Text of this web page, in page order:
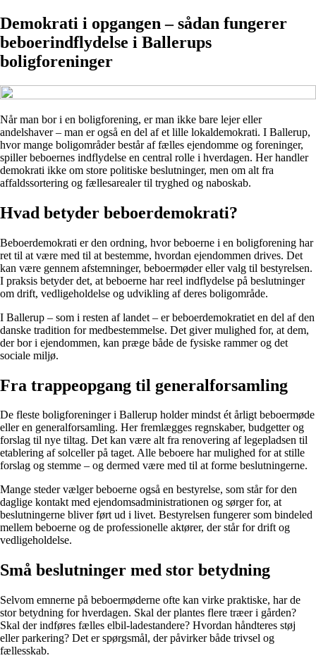
Demokrati i opgangen – sådan fungerer
beboerindflydelse i Ballerups
boligforeninger
Når man bor i en boligforening, er man ikke bare lejer eller
andelshaver – man er også en del af et lille lokaldemokrati. I Ballerup,
hvor mange boligområder består af fælles ejendomme og foreninger,
spiller beboernes indflydelse en central rolle i hverdagen. Her handler
demokrati ikke om store politiske beslutninger, men om alt fra
affaldssortering og fællesarealer til tryghed og naboskab.
Hvad betyder beboerdemokrati?
Beboerdemokrati er den ordning, hvor beboerne i en boligforening har
ret til at være med til at bestemme, hvordan ejendommen drives. Det
kan være gennem afstemninger, beboermøder eller valg til bestyrelsen.
I praksis betyder det, at beboerne har reel indflydelse på beslutninger
om drift, vedligeholdelse og udvikling af deres boligområde.
I Ballerup – som i resten af landet – er beboerdemokratiet en del af den
danske tradition for medbestemmelse. Det giver mulighed for, at dem,
der bor i ejendommen, kan præge både de fysiske rammer og det
sociale miljø.
Fra trappeopgang til generalforsamling
De fleste boligforeninger i Ballerup holder mindst ét årligt beboermøde
eller en generalforsamling. Her fremlægges regnskaber, budgetter og
forslag til nye tiltag. Det kan være alt fra renovering af legepladsen til
etablering af solceller på taget. Alle beboere har mulighed for at stille
forslag og stemme – og dermed være med til at forme beslutningerne.
Mange steder vælger beboerne også en bestyrelse, som står for den
daglige kontakt med ejendomsadministrationen og sørger for, at
beslutningerne bliver ført ud i livet. Bestyrelsen fungerer som bindeled
mellem beboerne og de professionelle aktører, der står for drift og
vedligeholdelse.
Små beslutninger med stor betydning
Selvom emnerne på beboermøderne ofte kan virke praktiske, har de
stor betydning for hverdagen. Skal der plantes flere træer i gården?
Skal der indføres fælles elbil-ladestandere? Hvordan håndteres støj
eller parkering? Det er spørgsmål, der påvirker både trivsel og
fællesskab.